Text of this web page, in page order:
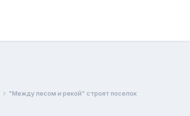
"Между лесом и рекой" строят поселок